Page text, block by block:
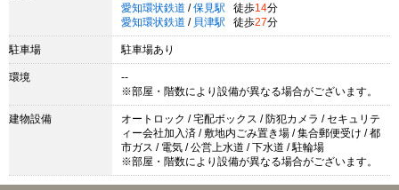
愛知環状鉄道 / 保見駅 徒歩14分
愛知環状鉄道 / 貝津駅 徒歩27分
駐車場 駐車場あり
環境
--
※部屋・階数により設備が異なる場合がございます。
建物設備
オートロック / 宅配ボックス / 防犯カメラ / セキュリテ
ィー会社加入済 / 敷地内ごみ置き場 / 集合郵便受け / 都
市ガス / 電気 / 公営上水道 / 下水道 / 駐輪場
※部屋・階数により設備が異なる場合がございます。